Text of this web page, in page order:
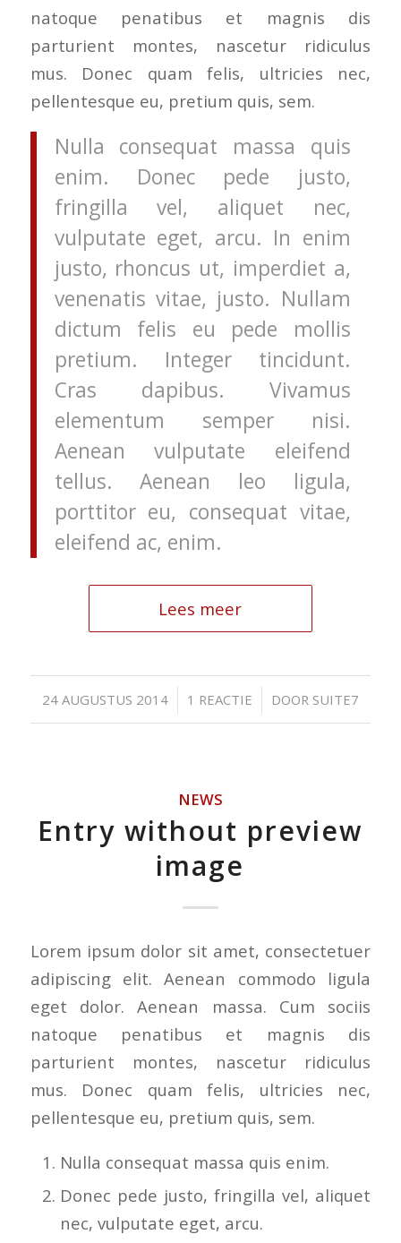
natoque penatibus et magnis dis
parturient montes, nascetur ridiculus
mus. Donec quam felis, ultricies nec,
pellentesque eu, pretium quis, sem.
Nulla consequat massa quis
enim. Donec pede justo,
fringilla vel, aliquet nec,
vulputate eget, arcu. In enim
justo, rhoncus ut, imperdiet a,
venenatis vitae, justo. Nullam
dictum felis eu pede mollis
pretium. Integer tincidunt.
Cras dapibus. Vivamus
elementum semper nisi.
Aenean vulputate eleifend
tellus. Aenean leo ligula,
porttitor eu, consequat vitae,
eleifend ac, enim.
Lees meer
24 AUGUSTUS 2014
/ 1 REACTIE
/ DOOR SUITE7
NEWS
Entry without preview
image
Lorem ipsum dolor sit amet, consectetuer
adipiscing elit. Aenean commodo ligula
eget dolor. Aenean massa. Cum sociis
natoque penatibus et magnis dis
parturient montes, nascetur ridiculus
mus. Donec quam felis, ultricies nec,
pellentesque eu, pretium quis, sem.
Nulla consequat massa quis enim.
Donec pede justo, fringilla vel, aliquet
nec, vulputate eget, arcu.